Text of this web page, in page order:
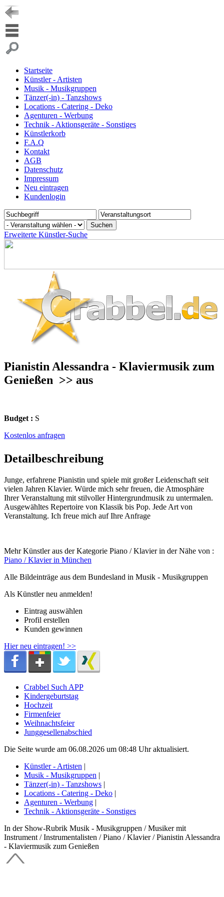
Startseite
Künstler - Artisten
Musik - Musikgruppen
Tänzer(-in) - Tanzshows
Locations - Catering - Deko
Agenturen - Werbung
Technik - Aktionsgeräte - Sonstiges
Künstlerkorb
F.A.Q
Kontakt
AGB
Datenschutz
Impressum
Neu eintragen
Kundenlogin
Erweiterte Künstler-Suche
Pianistin Alessandra - Klaviermusik zum
Genießen >> aus
Budget : S
Kostenlos anfragen
Detailbeschreibung
Junge, erfahrene Pianistin und spiele mit großer Leidenschaft seit
vielen Jahren Klavier. Würde mich sehr freuen, die Atmosphäre
Ihrer Veranstaltung mit stilvoller Hintergrundmusik zu untermalen.
Ausgewähltes Repertoire von Klassik bis Pop. Jede Art von
Veranstaltung. Ich freue mich auf Ihre Anfrage
Mehr Künstler aus der Kategorie Piano / Klavier in der Nähe von :
Piano / Klavier in München
Alle Bildeinträge aus dem Bundesland in Musik - Musikgruppen
Als Künstler neu anmelden!
Eintrag auswählen
Profil erstellen
Kunden gewinnen
Hier neu eintragen! >>
Crabbel Such APP
Kindergeburtstag
Hochzeit
Firmenfeier
Weihnachtsfeier
Junggesellenabschied
Die Seite wurde am 06.08.2026 um 08:48 Uhr aktualisiert.
Künstler - Artisten |
Musik - Musikgruppen |
Tänzer(-in) - Tanzshows |
Locations - Catering - Deko |
Agenturen - Werbung |
Technik - Aktionsgeräte - Sonstiges
In der Show-Rubrik Musik - Musikgruppen / Musiker mit
Instrument / Instrumentalisten / Piano / Klavier / Pianistin Alessandra
- Klaviermusik zum Genießen